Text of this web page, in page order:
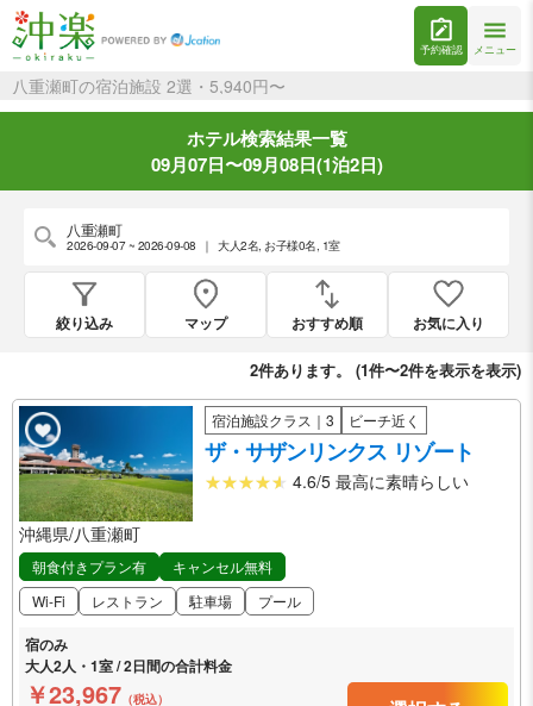
予約確認 メニュー
八重瀬町の宿泊施設 2選・5,940円〜
ホテル検索結果一覧
09月07日〜09月08日(1泊2日)
八重瀬町
2026-09-07 ~ 2026-09-08 ｜ 大人2名, お子様0名, 1室
絞り込み マップ おすすめ順 お気に入り
2件あります。 (1件〜2件を表示を表示)
宿泊施設クラス｜3 ビーチ近く
ザ・サザンリンクス リゾート
4.6/5 最高に素晴らしい
沖縄県/八重瀬町
朝食付きプラン有
キャンセル無料
Wi-Fi
レストラン 駐車場 プール
宿のみ
大人2人・1室 / 2日間の合計料金
￥23,967 （税込）